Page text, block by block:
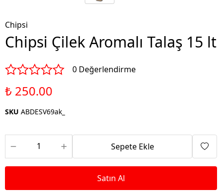
Chipsi
Chipsi Çilek Aromalı Talaş 15 lt
0 Değerlendirme
₺ 250.00
SKU ABDESV69ak_
Sepete Ekle
Satın Al